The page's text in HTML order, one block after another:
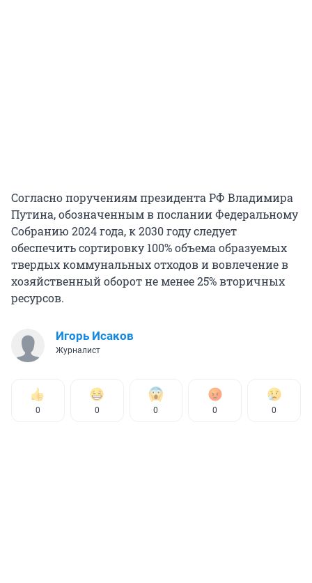
Согласно поручениям президента РФ Владимира
Путина, обозначенным в послании Федеральному
Собранию 2024 года, к 2030 году следует
обеспечить сортировку 100% объема образуемых
твердых коммунальных отходов и вовлечение в
хозяйственный оборот не менее 25% вторичных
ресурсов.
Игорь Исаков
Журналист
0 0 0 0 0